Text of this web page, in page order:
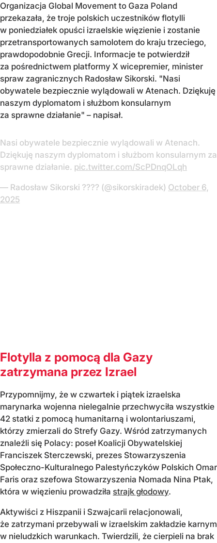
Organizacja Global Movement to Gaza Poland
przekazała, że troje polskich uczestników flotylli
w poniedziałek opuści izraelskie więzienie i zostanie
przetransportowanych samolotem do kraju trzeciego,
prawdopodobnie Grecji. Informacje te potwierdził
za pośrednictwem platformy X wicepremier, minister
spraw zagranicznych Radosław Sikorski. "Nasi
obywatele bezpiecznie wylądowali w Atenach. Dziękuję
naszym dyplomatom i służbom konsularnym
za sprawne działanie" – napisał.
Nasi obywatele bezpiecznie wylądowali w Atenach.
Dziękuję naszym dyplomatom i służbom konsularnym za
sprawne działanie. pic.twitter.com/ScPDnqOLqh
— Radosław Sikorski ???? (@sikorskiradek) October 6,
2025
Flotylla z pomocą dla Gazy
zatrzymana przez Izrael
Przypomnijmy, że w czwartek i piątek izraelska
marynarka wojenna nielegalnie przechwyciła wszystkie
42 statki z pomocą humanitarną i wolontariuszami,
którzy zmierzali do Strefy Gazy. Wśród zatrzymanych
znaleźli się Polacy: poseł Koalicji Obywatelskiej
Franciszek Sterczewski, prezes Stowarzyszenia
Społeczno-Kulturalnego Palestyńczyków Polskich Omar
Faris oraz szefowa Stowarzyszenia Nomada Nina Ptak,
która w więzieniu prowadziła strajk głodowy.
Aktywiści z Hiszpanii i Szwajcarii relacjonowali,
że zatrzymani przebywali w izraelskim zakładzie karnym
w nieludzkich warunkach. Twierdzili, że cierpieli na brak